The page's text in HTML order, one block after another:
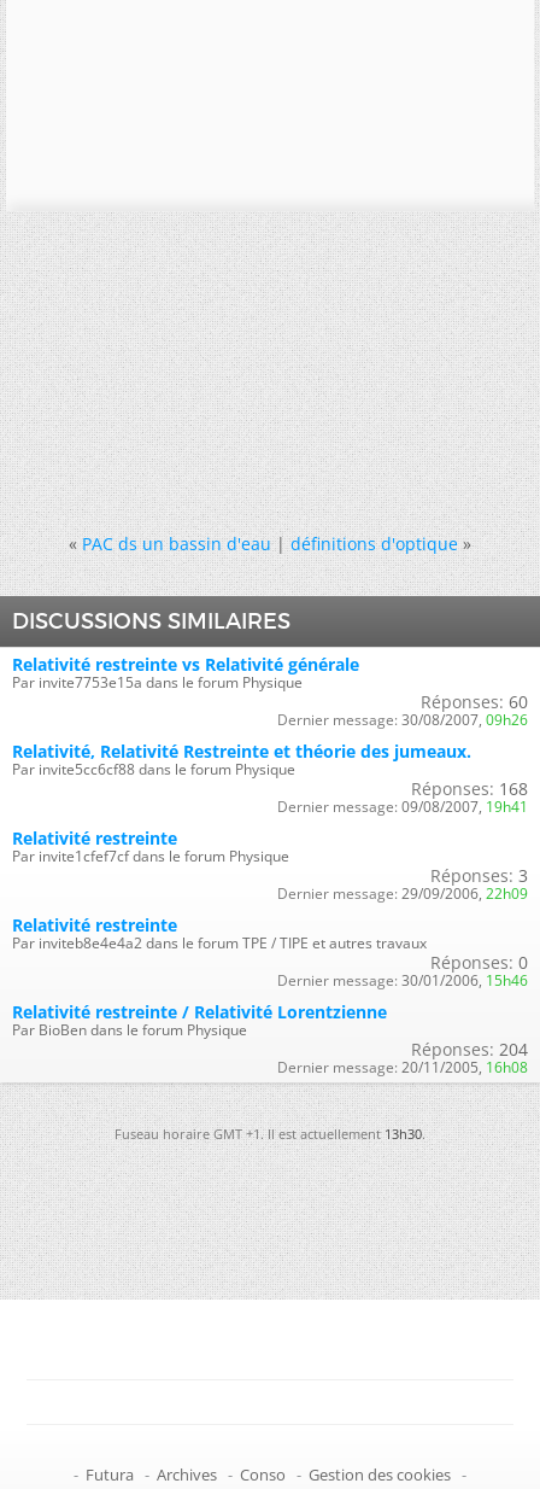
« PAC ds un bassin d'eau|définitions d'optique »
DISCUSSIONS SIMILAIRES
Relativité restreinte vs Relativité générale
Par invite7753e15a dans le forum Physique
Réponses: 60
Dernier message: 30/08/2007, 09h26
Relativité, Relativité Restreinte et théorie des jumeaux.
Par invite5cc6cf88 dans le forum Physique
Réponses: 168
Dernier message: 09/08/2007, 19h41
Relativité restreinte
Par invite1cfef7cf dans le forum Physique
Réponses: 3
Dernier message: 29/09/2006, 22h09
Relativité restreinte
Par inviteb8e4e4a2 dans le forum TPE / TIPE et autres travaux
Réponses: 0
Dernier message: 30/01/2006, 15h46
Relativité restreinte / Relativité Lorentzienne
Par BioBen dans le forum Physique
Réponses: 204
Dernier message: 20/11/2005, 16h08
Fuseau horaire GMT +1. Il est actuellement13h30.
- Futura - Archives - Conso - Gestion des cookies -